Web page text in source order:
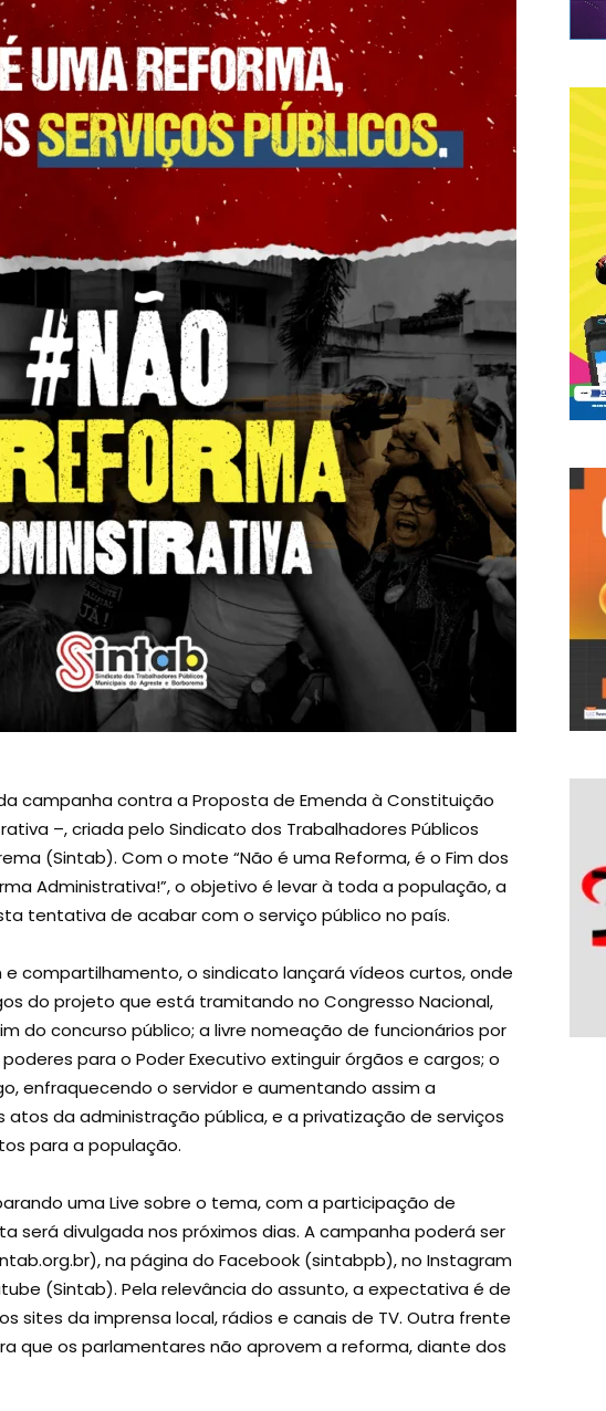
campanha contra a Proposta de Emenda à Constituição
–, criada pelo Sindicato dos Trabalhadores Públicos
(Sintab). Com o mote “Não é uma Reforma, é o Fim dos
Administrativa!”, o objetivo é levar à toda a população, a
tentativa de acabar com o serviço público no país.
compartilhamento, o sindicato lançará vídeos curtos, onde
do projeto que está tramitando no Congresso Nacional,
do concurso público; a livre nomeação de funcionários por
para o Poder Executivo extinguir órgãos e cargos; o
enfraquecendo o servidor e aumentando assim a
atos da administração pública, e a privatização de serviços
para a população.
uma Live sobre o tema, com a participação de
será divulgada nos próximos dias. A campanha poderá ser
na página do Facebook (sintabpb), no Instagram
(Sintab). Pela relevância do assunto, a expectativa é de
sites da imprensa local, rádios e canais de TV. Outra frente
que os parlamentares não aprovem a reforma, diante dos